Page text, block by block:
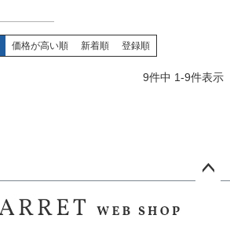
価格が高い順 新着順 登録順
9件中 1-9件表示